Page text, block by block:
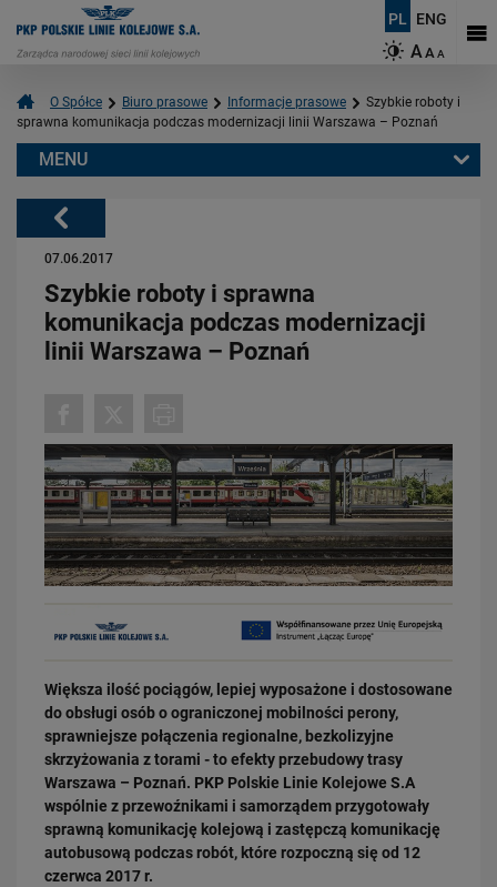
PL ENG
AAA
O Spółce Biuro prasowe Informacje prasowe
Szybkie roboty i
sprawna komunikacja podczas modernizacji linii Warszawa – Poznań
Powrót
07.06.2017
Szybkie roboty i sprawna
komunikacja podczas modernizacji
linii Warszawa – Poznań
Większa ilość pociągów, lepiej wyposażone i dostosowane
do obsługi osób o ograniczonej mobilności perony,
sprawniejsze połączenia regionalne, bezkolizyjne
skrzyżowania z torami - to efekty przebudowy trasy
Warszawa – Poznań. PKP Polskie Linie Kolejowe S.A
wspólnie z przewoźnikami i samorządem przygotowały
sprawną komunikację kolejową i zastępczą komunikację
autobusową podczas robót, które rozpoczną się od 12
czerwca 2017 r.
MENU
Dobre zmiany dla mieszkańców Katowic. Gotowy jest ważny wiadukt
drogowy
PRZECZYTAJ